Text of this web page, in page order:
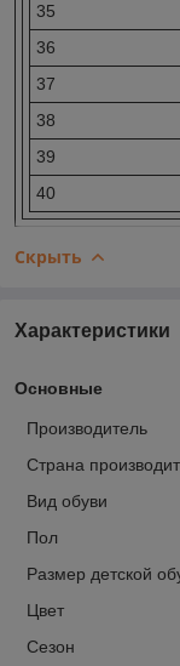
35
36
37
38
39
40
Скрыть
Характеристики
Основные
Производитель
Страна
Вид обуви
Пол
Размер детской
Цвет
Сезон